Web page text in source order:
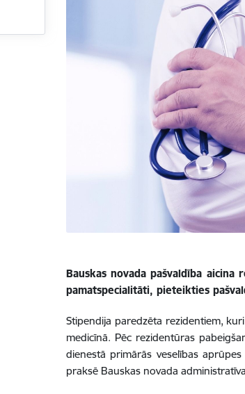
Bauskas novada pašvaldība
pamatspecialitāti, pieteikties
Stipendija paredzēta rezidentiem,
medicīnā. Pēc rezidentūras
dienestā primārās veselības
praksē Bauskas novada